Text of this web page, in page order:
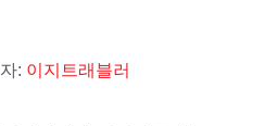
: 이지트래블러